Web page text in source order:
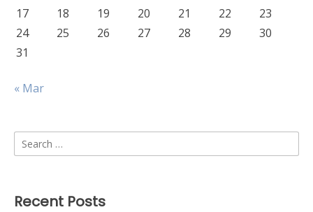
17
18 19 20 21 22
23
24
25 26 27 28 29
30
31
« Mar
Search
for:
Recent Posts